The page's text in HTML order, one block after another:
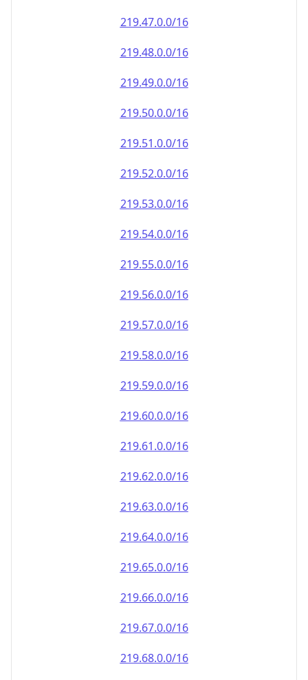
219.47.0.0/16
219.48.0.0/16
219.49.0.0/16
219.50.0.0/16
219.51.0.0/16
219.52.0.0/16
219.53.0.0/16
219.54.0.0/16
219.55.0.0/16
219.56.0.0/16
219.57.0.0/16
219.58.0.0/16
219.59.0.0/16
219.60.0.0/16
219.61.0.0/16
219.62.0.0/16
219.63.0.0/16
219.64.0.0/16
219.65.0.0/16
219.66.0.0/16
219.67.0.0/16
219.68.0.0/16